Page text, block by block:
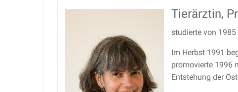
Tierärztin,
studierte von
Im Herbst 1991
promovierte 1996
Entstehung der